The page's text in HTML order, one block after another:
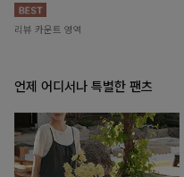
리뷰 카운트 영역
언제 어디서나 특별한 팬츠